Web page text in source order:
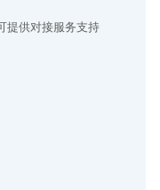
提供对接服务支持